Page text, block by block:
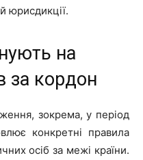
юрисдикції.
на
за кордон
зокрема, у період
конкретні правила
осіб за межі країни.